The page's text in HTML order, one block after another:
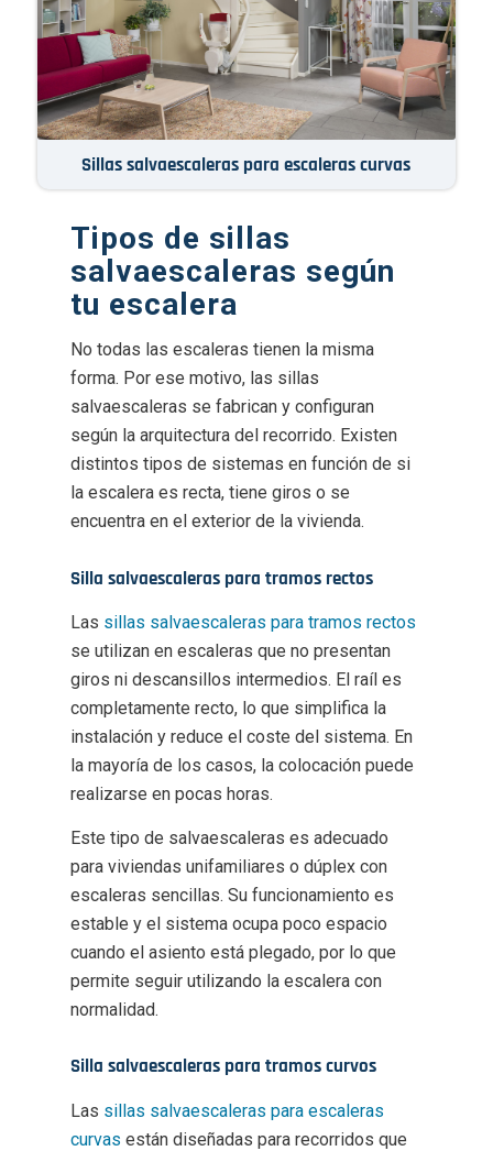
Sillas salvaescaleras para escaleras curvas
Tipos de sillas
salvaescaleras según
tu escalera
No todas las escaleras tienen la misma
forma. Por ese motivo, las sillas
salvaescaleras se fabrican y configuran
según la arquitectura del recorrido. Existen
distintos tipos de sistemas en función de si
la escalera es recta, tiene giros o se
encuentra en el exterior de la vivienda.
Silla salvaescaleras para tramos rectos
Las sillas salvaescaleras para tramos rectos
se utilizan en escaleras que no presentan
giros ni descansillos intermedios. El raíl es
completamente recto, lo que simplifica la
instalación y reduce el coste del sistema. En
la mayoría de los casos, la colocación puede
realizarse en pocas horas.
Este tipo de salvaescaleras es adecuado
para viviendas unifamiliares o dúplex con
escaleras sencillas. Su funcionamiento es
estable y el sistema ocupa poco espacio
cuando el asiento está plegado, por lo que
permite seguir utilizando la escalera con
normalidad.
Silla salvaescaleras para tramos curvos
Las sillas salvaescaleras para escaleras
curvas están diseñadas para recorridos que